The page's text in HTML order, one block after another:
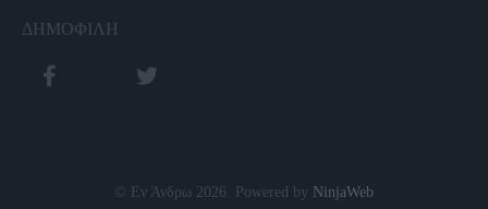
ΔΗΜΟΦΙΛΗ
© Εν Άνδρω 2026. Powered by NinjaWeb